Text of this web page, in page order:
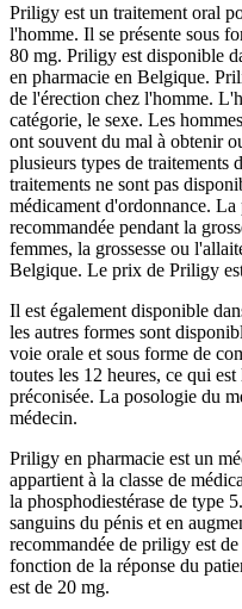
Priligy est un traitement oral
l'homme. Il se présente sous
80 mg. Priligy est disponible
en pharmacie en Belgique.
de l'érection chez l'homme.
catégorie, le sexe. Les
ont souvent du mal à obtenir
plusieurs types de traitements
traitements ne sont pas
médicament d'ordonnance. La
recommandée pendant la
femmes, la grossesse ou
Belgique. Le prix de Priligy
Il est également disponible
les autres formes sont
voie orale et sous forme de
toutes les 12 heures, ce qui
préconisée. La posologie du
médecin.
Priligy en pharmacie est un
appartient à la classe de
la phosphodiestérase de type
sanguins du pénis et en
recommandée de priligy est
fonction de la réponse du
est de 20 mg.